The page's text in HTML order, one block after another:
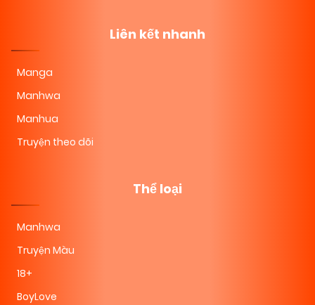
Liên kết nhanh
Manga
Manhwa
Manhua
Truyện theo dõi
Thể loại
Manhwa
Truyện Màu
18+
BoyLove